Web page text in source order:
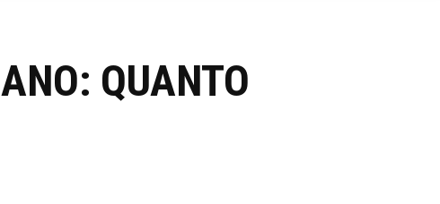
QUANTO